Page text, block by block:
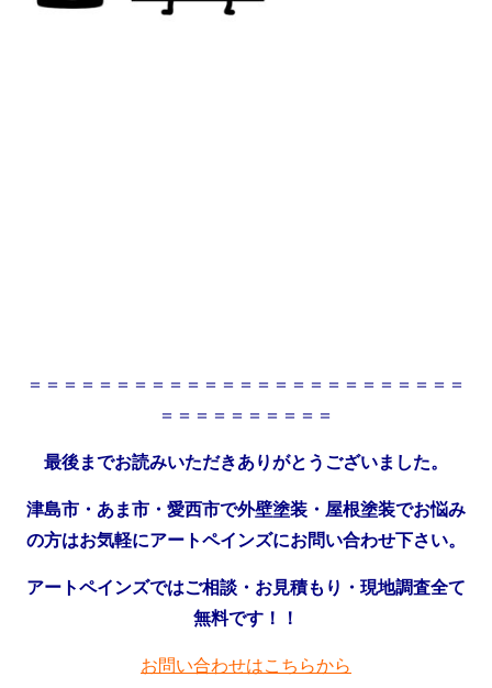
＝＝＝＝＝＝＝＝＝＝＝＝＝＝＝＝＝＝＝＝＝＝＝＝＝
＝＝＝＝＝＝＝＝＝＝
最後までお読みいただきありがとうございました。
津島市・あま市・愛西市で外壁塗装・屋根塗装でお悩み
の方はお気軽にアートペインズにお問い合わせ下さい。
アートペインズではご相談・お見積もり・現地調査全て
無料です！！
お問い合わせはこちらから